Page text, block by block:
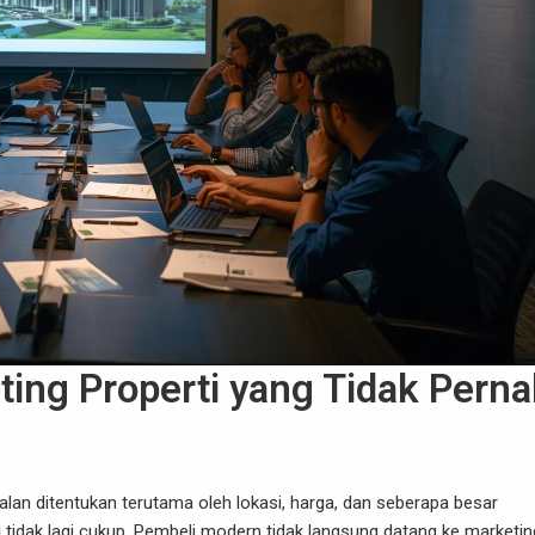
Properti yang Tidak
ditentukan terutama oleh lokasi, harga, dan seberapa besar